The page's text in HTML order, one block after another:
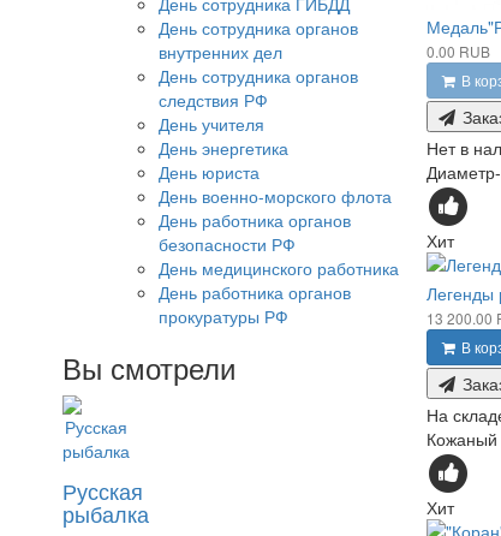
День сотрудника органов
внутренних дел
День сотрудника органов
следствия РФ
День учителя
День энергетика
День юриста
День военно-морского флота
День работника органов
безопасности РФ
День медицинского работника
День работника органов
прокуратуры РФ
Вы смотрели
Русская
рыбалка
0.00 RUB
В
Нет в
Хит
Легенды
13 200.00
В
На
Кожаный
Хит